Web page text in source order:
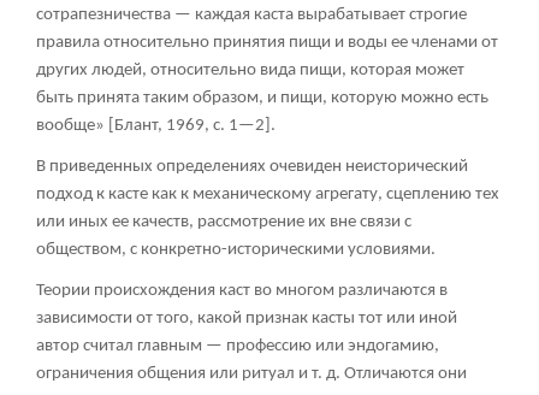
сотрапезничества — каждая каста вырабатывает строгие
правила относительно принятия пищи и воды ее членами от
других людей, относительно вида пищи, которая может
быть принята таким образом, и пищи, которую можно есть
вообще» [Блант, 1969, с. 1—2].
В приведенных определениях очевиден неисторический
подход к касте как к механическому агрегату, сцеплению тех
или иных ее качеств, рассмотрение их вне связи с
обществом, с конкретно-историческими условиями.
Теории происхождения каст во многом различаются в
зависимости от того, какой признак касты тот или иной
автор считал главным — профессию или эндогамию,
ограничения общения или ритуал и т. д. Отличаются они